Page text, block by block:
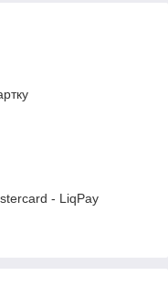
- LiqPay